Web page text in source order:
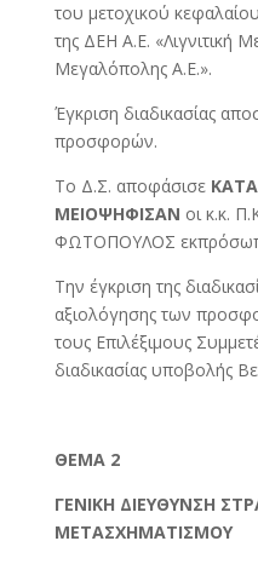
του μετοχικού
της ΔΕΗ Α.Ε. «Λιγνιτική
Μεγαλόπολης Α.Ε.».
Έγκριση διαδικασίας
προσφορών.
Το Δ.Σ. αποφάσισε
ΜΕΙΟΨΗΦΙΣΑΝ οι κ.κ.
ΦΩΤΟΠΟΥΛΟΣ
Την έγκριση της
αξιολόγησης των
τους Επιλέξιμους
διαδικασίας υποβολής
ΘΕΜΑ 2
ΓΕΝΙΚΗ ΔΙΕΥΘΥΝΣΗ
ΜΕΤΑΣΧΗΜΑΤΙΣΜΟΥ